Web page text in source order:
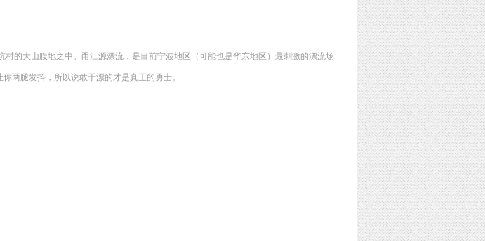
的大山腹地之中。甬江源漂流，是目前宁波地区（可能也是华东地区）最刺激的漂流场
两腿发抖，所以说敢于漂的才是真正的勇士。